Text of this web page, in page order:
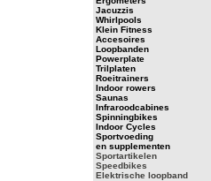
Jacuzzis
Whirlpools
Klein Fitness
Accesoires
Loopbanden
Powerplate
Trilplaten
Roeitrainers
Indoor rowers
Saunas
Infraroodcabines
Spinningbikes
Indoor Cycles
Sportvoeding
en supplementen
Sportartikelen
Speedbikes
Elektrische loopband